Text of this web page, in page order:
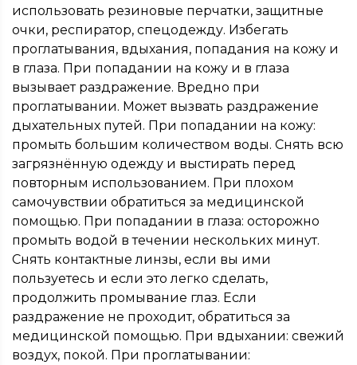
использовать резиновые перчатки, защитные
очки, респиратор, спецодежду. Избегать
проглатывания, вдыхания, попадания на кожу и
в глаза. При попадании на кожу и в глаза
вызывает раздражение. Вредно при
проглатывании. Может вызвать раздражение
дыхательных путей. При попадании на кожу:
промыть большим количеством воды. Снять всю
загрязнённую одежду и выстирать перед
повторным использованием. При плохом
самочувствии обратиться за медицинской
помощью. При попадании в глаза: осторожно
промыть водой в течении нескольких минут.
Снять контактные линзы, если вы ими
пользуетесь и если это легко сделать,
продолжить промывание глаз. Если
раздражение не проходит, обратиться за
медицинской помощью. При вдыхании: свежий
воздух, покой. При проглатывании: